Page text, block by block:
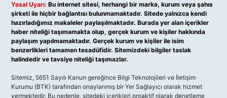
Yasal Uyarı: Bu internet sitesi, herhangi bir marka, kurum veya şahıs
şirketi ile hiçbir bağlantısı bulunmamaktadır. Sitede yalnızca kendi
hazırladığımız makaleler paylaşılmaktadır. Burada yer alan içerikler
haber niteliği taşımamakta olup, gerçek kurum ve kişiler hakkında
paylaşım yapılmamaktadır. Gerçek kurum ve kişiler ile isim
benzerlikleri tamamen tesadüfidir. Sitemizdeki bilgiler taslak
halindedir ve tavsiye niteliği taşımazlar.
Sitemiz, 5651 Sayılı Kanun gereğince Bilgi Teknolojileri ve İletişim
Kurumu (BTK) tarafından onaylanmış bir Yer Sağlayıcı olarak hizmet
vermektedir. Bu nedenle, sitedeki içerikleri proaktif olarak denetleme